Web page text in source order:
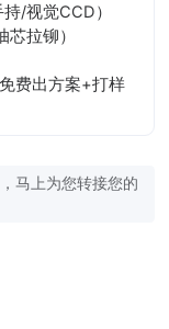
/视觉CCD）
拉铆）
费出方案+打样
马上为您转接您的